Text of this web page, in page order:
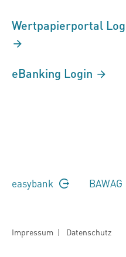
Wertpapierportal
eBanking Login
easybank BAWAG
Impressum | Datenschutz